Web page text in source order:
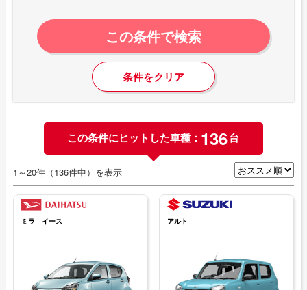
この条件で検索
条件をクリア
この条件にヒットした車種： 136台
1～20件（136件中）を表示
ミラ イース アルト